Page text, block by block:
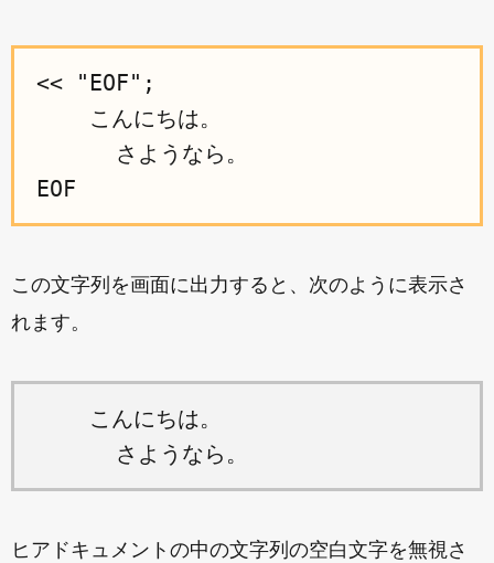
<< "EOF";
    こんにちは。
      さようなら。
この文字列を画面に出力すると、次のように表示さ
れます。
    こんにちは。
ヒアドキュメントの中の文字列の空白文字を無視さ